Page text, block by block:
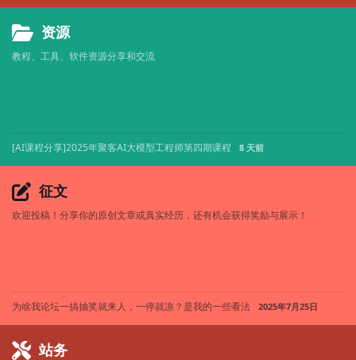
资源
教程、工具、软件资源分享和交流
[AI课程分享]2025年聚客AI大模型工程师第四期课程 8 天前
征文
欢迎投稿！分享你的原创文章或真实经历，还有机会获得奖励与展示！
为啥我论坛一搞抽奖就来人，一停就凉？是我的一些看法 2025年7月25日
站务